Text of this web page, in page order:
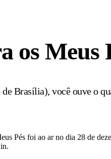
os Meus
Brasília), você ouve o
Pés foi ao ar no dia 28 de